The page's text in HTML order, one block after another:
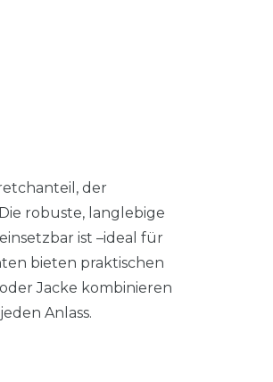
der
robuste, langlebige
ist –ideal für
bieten praktischen
Jacke kombinieren
Anlass.